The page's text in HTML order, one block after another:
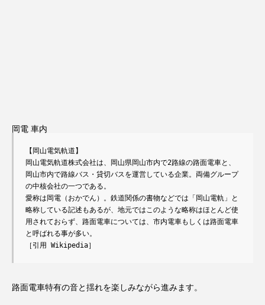
岡電 車内
【岡山電気軌道】
岡山電気軌道株式会社は、岡山県岡山市内で2路線の路面電車と、
岡山市内で路線バス・貸切バスを運営している企業。両備グループ
の中核会社の一つである。
愛称は岡電（おかでん）。鉄道関係の書物などでは「岡山電軌」と
略称している記述もあるが、地元ではこのような略称はほとんど使
用されておらず、路面電車については、市内電車もしくは路面電車
と呼ばれる事が多い。
［引用 Wikipedia］
路面電車特有の音と揺れを楽しみながら進みます。